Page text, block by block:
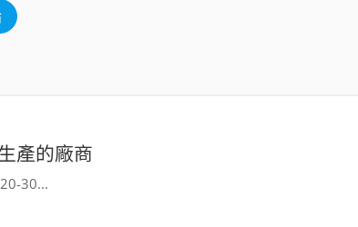
產的廠商
30...